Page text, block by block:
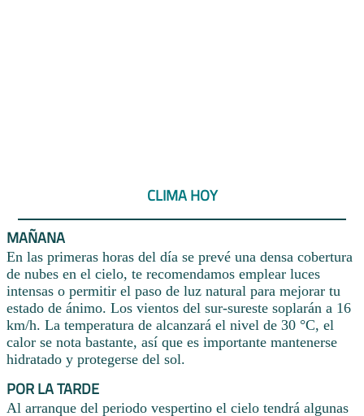
CLIMA HOY
MAÑANA
En las primeras horas del día se prevé una densa cobertura
de nubes en el cielo, te recomendamos emplear luces
intensas o permitir el paso de luz natural para mejorar tu
estado de ánimo. Los vientos del sur-sureste soplarán a 16
km/h. La temperatura de alcanzará el nivel de 30 °C, el
calor se nota bastante, así que es importante mantenerse
hidratado y protegerse del sol.
POR LA TARDE
Al arranque del periodo vespertino el cielo tendrá algunas